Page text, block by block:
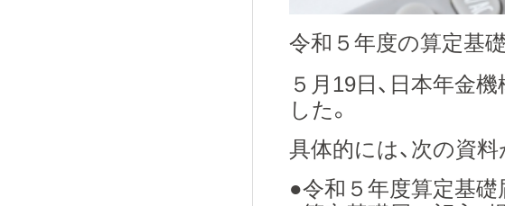
令和５年度の算定基
５月19日、日本年金
した。
具体的には、次の資
●令和５年度算定基礎